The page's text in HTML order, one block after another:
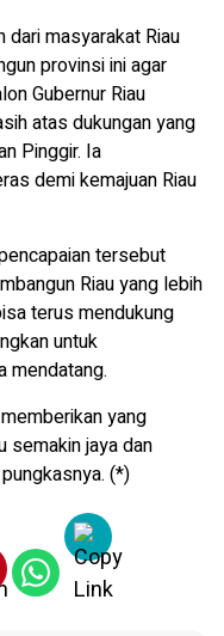
dari masyarakat Riau
provinsi ini agar
Gubernur Riau
atas dukungan yang
Pinggir. Ia
demi kemajuan Riau
tersebut
Riau yang lebih
terus mendukung
untuk
mendatang.
yang
semakin jaya dan
(*)